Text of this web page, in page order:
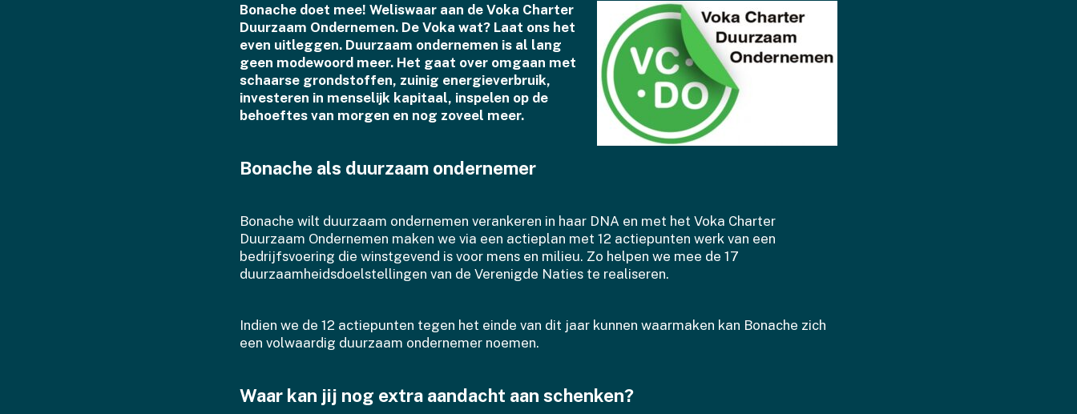
Bonache doet mee! Weliswaar aan de Voka Charter
Duurzaam Ondernemen. De Voka wat? Laat ons het
even uitleggen. Duurzaam ondernemen is al lang
geen modewoord meer. Het gaat over omgaan met
schaarse grondstoffen, zuinig energieverbruik,
investeren in menselijk kapitaal, inspelen op de
behoeftes van morgen en nog zoveel meer.
Bonache als duurzaam ondernemer
Bonache wilt duurzaam ondernemen verankeren in haar DNA en met het Voka Charter
Duurzaam Ondernemen maken we via een actieplan met 12 actiepunten werk van een
bedrijfsvoering die winstgevend is voor mens en milieu. Zo helpen we mee de 17
duurzaamheidsdoelstellingen van de Verenigde Naties te realiseren.
Indien we de 12 actiepunten tegen het einde van dit jaar kunnen waarmaken kan Bonache zich
een volwaardig duurzaam ondernemer noemen.
Waar kan jij nog extra aandacht aan schenken?